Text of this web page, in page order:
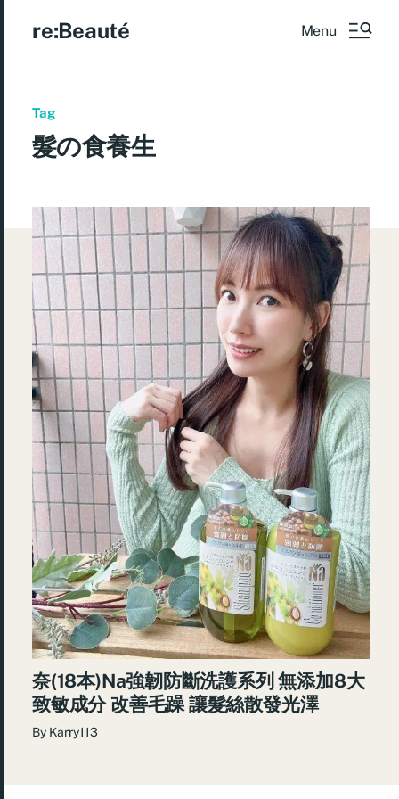
re:Beauté Menu
Tag
髮の食養生
奈(18本)Na強韌防斷洗護系列 無添加8大
致敏成分 改善毛躁 讓髮絲散發光澤
By Karry113